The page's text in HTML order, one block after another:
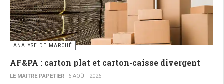
ANALYSE DE MARCHÉ
AF&PA : carton plat et carton-caisse divergent
LE MAITRE PAPETIER 6 AOÛT 2026